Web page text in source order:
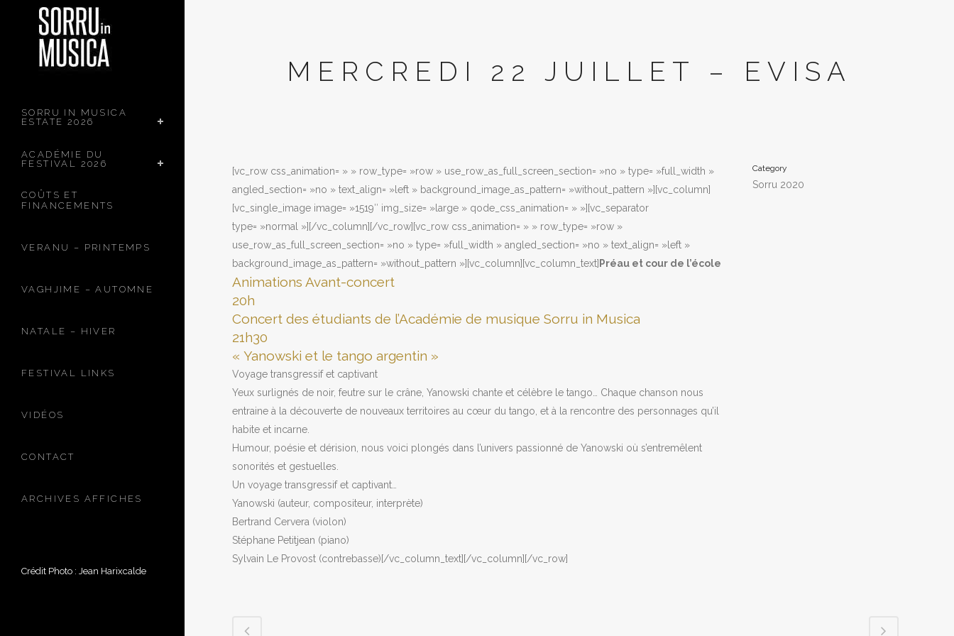
SORRU IN MUSICA
ESTATE 2026
ACADÉMIE DU
FESTIVAL 2026
COÛTS ET
FINANCEMENTS
VERANU – PRINTEMPS
VAGHJIME – AUTOMNE
NATALE – HIVER
FESTIVAL LINKS
VIDÉOS
CONTACT
ARCHIVES AFFICHES
Crédit Photo : Jean Harixcalde
MERCREDI 22 JUILLET – EVISA
[vc_row css_animation= » » row_type= »row » use_row_as_full_screen_section= »no » type= »full_width »
angled_section= »no » text_align= »left » background_image_as_pattern= »without_pattern »][vc_column]
[vc_single_image image= »1519″ img_size= »large » qode_css_animation= » »][vc_separator
type= »normal »][/vc_column][/vc_row][vc_row css_animation= » » row_type= »row »
use_row_as_full_screen_section= »no » type= »full_width » angled_section= »no » text_align= »left »
background_image_as_pattern= »without_pattern »][vc_column][vc_column_text] Préau et cour de l’école
Animations Avant-concert
20h
Concert des étudiants de l’Académie de musique Sorru in Musica
21h30
« Yanowski et le tango argentin »
Voyage transgressif et captivant
Yeux surlignés de noir, feutre sur le crâne, Yanowski chante et célèbre le tango… Chaque chanson nous
entraine à la découverte de nouveaux territoires au cœur du tango, et à la rencontre des personnages qu’il
habite et incarne.
Humour, poésie et dérision, nous voici plongés dans l’univers passionné de Yanowski où s’entremêlent
sonorités et gestuelles.
Un voyage transgressif et captivant…
Yanowski (auteur, compositeur, interprète)
Bertrand Cervera (violon)
Stéphane Petitjean (piano)
Sylvain Le Provost (contrebasse)[/vc_column_text][/vc_column][/vc_row]
Category
Sorru 2020